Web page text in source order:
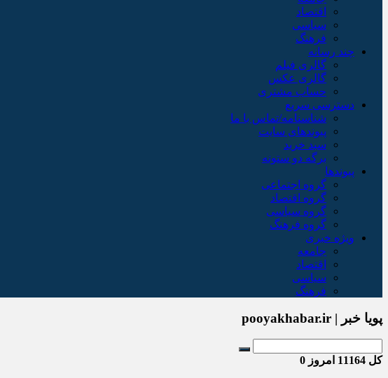
اقتصاد
سیاسی
فرهنگ
چند رسانه
گالری فیلم
گالری عکس
حساب مشتری
دسترسی سریع
شناسنامه/تماس با ما
پیوندهای سایت
سبد خريد
برگه دو ستونه
پیوندها
گروه اجتماعی
گروه اقتصاد
گروه سیاسی
گروه فرهنگ
ویژه خبری
جامعه
اقتصاد
سیاسی
فرهنگ
پویا خبر | pooyakhabar.ir
کل امروز 0